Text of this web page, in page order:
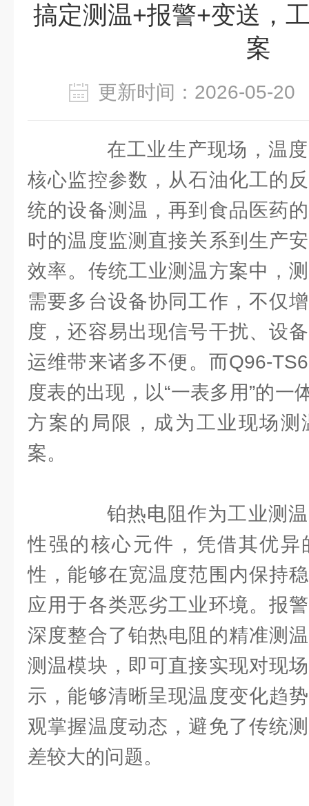
搞定测温+报警+变送，
案
更新时间：2026-05-
在工业生产现场，温度
核心监控参数，从石油化工的
统的设备测温，再到食品医药
时的温度监测直接关系到生产
效率。传统工业测温方案中，
需要多台设备协同工作，不仅
度，还容易出现信号干扰、设
运维带来诸多不便。而Q96-
度表的出现，以“一表多用”的一
方案的局限，成为工业现场
案。
铂热电阻作为工业测温
性强的核心元件，凭借其优异
性，能够在宽温度范围内保持
应用于各类恶劣工业环境。报
深度整合了铂热电阻的精准测
测温模块，即可直接实现对现
示，能够清晰呈现温度变化趋
观掌握温度动态，避免了传统
差较大的问题。